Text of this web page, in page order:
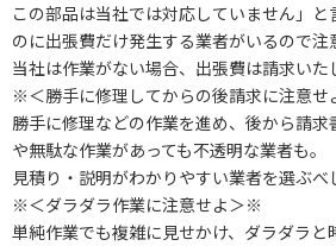
この部品は当社では対応していません」
のに出張費だけ発生する業者がいるので注
当社は作業がない場合、出張費は請求いた
※＜勝手に修理してからの後請求に注意
勝手に修理などの作業を進め、後から請
や無駄な作業があっても不透明な業者も。
見積り・説明がわかりやすい業者を選ぶべ
※＜ダラダラ作業に注意せよ＞※
単純作業でも複雑に見せかけ、ダラダラと